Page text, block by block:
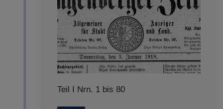
Teil I Nrn. 1 bis 80